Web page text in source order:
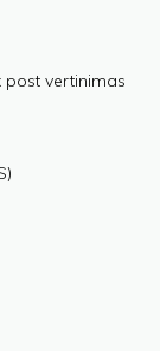
post vertinimas